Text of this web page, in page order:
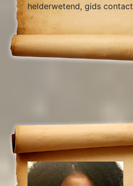
helderwetend, gids
over relatie problemen,